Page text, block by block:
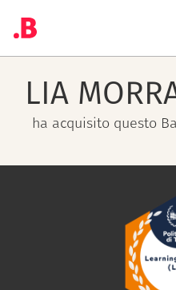
LIA
ha acquisito questo